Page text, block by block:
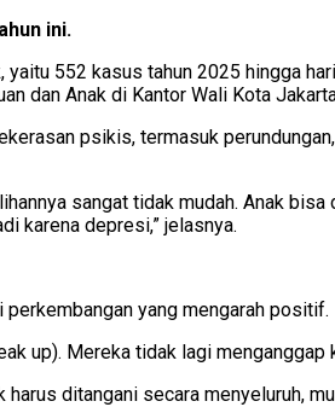
ini.
552 kasus tahun 2025 hingga
dan Anak di Kantor Wali Kota
psikis, termasuk
sangat tidak mudah. Anak
karena depresi,” jelasnya.
yang mengarah positif.
up). Mereka tidak lagi menganggap
ditangani secara menyeluruh,